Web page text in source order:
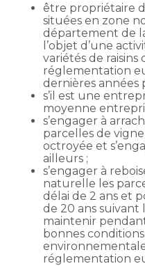
être propriétaire
situées en zone
département de
l’objet d’une
variétés de raisins
réglementation
dernières années
s’il est une
moyenne
s’engager à
parcelles de
octroyée et
ailleurs ;
s’engager à
naturelle les
délai de 2 ans et
de 20 ans suivant
maintenir
bonnes
réglementation